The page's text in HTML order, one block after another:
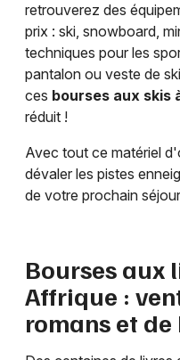
retrouverez des
prix : ski, snowboard,
techniques pour les
pantalon ou veste de
ces bourses aux skis
réduit !
Avec tout ce matériel
dévaler les pistes
de votre prochain
Bourses aux
Affrique :
romans et de